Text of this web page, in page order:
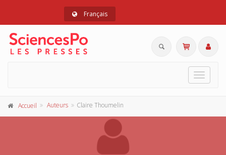
Français
Toggle
Accueil Auteurs Claire Thoumelin